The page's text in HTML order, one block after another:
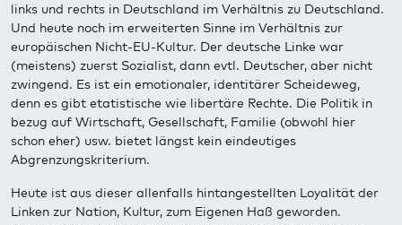
links und rechts in Deutschland im Verhältnis zu Deutschland.
Und heute noch im erweiterten Sinne im Verhältnis zur
europäischen Nicht-EU-Kultur. Der deutsche Linke war
(meistens) zuerst Sozialist, dann evtl. Deutscher, aber nicht
zwingend. Es ist ein emotionaler, identitärer Scheideweg,
denn es gibt etatistische wie libertäre Rechte. Die Politik in
bezug auf Wirtschaft, Gesellschaft, Familie (obwohl hier
schon eher) usw. bietet längst kein eindeutiges
Abgrenzungskriterium.
Heute ist aus dieser allenfalls hintangestellten Loyalität der
Linken zur Nation, Kultur, zum Eigenen Haß geworden.